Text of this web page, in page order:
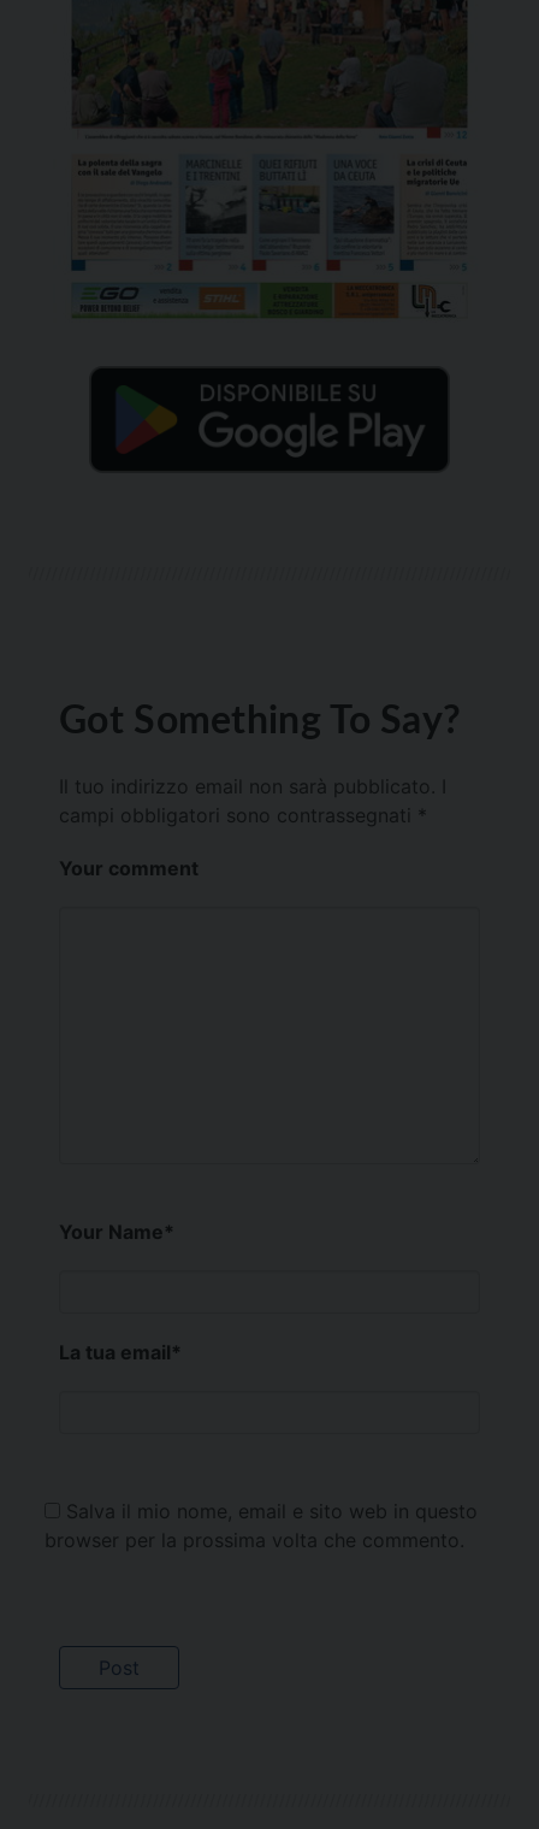
Got Something To Say?
Il tuo indirizzo email non sarà pubblicato.
campi obbligatori sono contrassegnati *
Your comment
Your Name*
La tua email*
Salva il mio nome, email e sito web in questo
browser per la prossima volta che commento.